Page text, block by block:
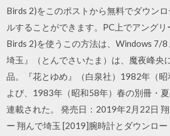
Birds 2)をこのポストから無料でダウン
ルすることができます。PC上でアング
Birds 2)を使うこの方法は、Windows 7/
埼玉』（とんでさいたま）は、魔夜峰央
品。『花とゆめ』（白泉社）1982年（
よび、1983年（昭和58年）春の別冊・
連載された。 発売日：2019年2月22日
ー 翔んで埼玉 [2019]腕時計とダウンロ